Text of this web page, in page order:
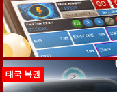
태국 복권